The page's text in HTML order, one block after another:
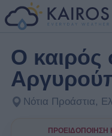
Ο καιρός
Νότια Προάστια,
ΠΡΟΕΙΔΟΠΟΊΗΣΗ